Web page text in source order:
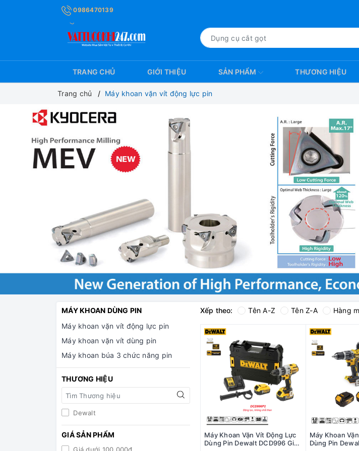
0986470139
TRANG CHỦ GIỚI THIỆU SẢN PHẨM THƯƠNG HIỆU
Trang chủ Máy khoan vặn vít động lực pin
MÁY KHOAN DÙNG PIN
Máy khoan vặn vít động lực pin
Máy khoan vặn vít dùng pin
Máy khoan búa 3 chức năng pin
THƯƠNG HIỆU
Dewalt
GIÁ SẢN PHẨM
Xếp theo: Tên A-Z Tên Z-A Hàng
Máy Khoan Vặn Vít Động Lực
Dùng Pin Dewalt DCD996 Giá
Máy Khoan
Dùng Pin